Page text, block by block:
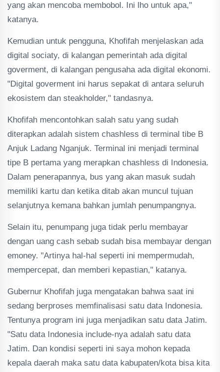
yang akan mencoba membobol. Ini lho untuk apa,"
katanya.
Kemudian untuk pengguna, Khofifah menjelaskan ada
digital sociaty, di kalangan pemerintah ada digital
goverment, di kalangan pengusaha ada digital ekonomi.
"Digital goverment ini harus sepakat di antara seluruh
ekosistem dan steakholder," tandasnya.
Khofifah mencontohkan salah satu yang sudah
diterapkan adalah sistem chashless di terminal tibe B
Anjuk Ladang Nganjuk. Terminal ini menjadi terminal
tipe B pertama yang merapkan chashless di Indonesia.
Dalam penerapannya, bus yang akan masuk sudah
memiliki kartu dan ketika ditab akan muncul tujuan
selanjutnya kemana bahkan jumlah penumpangnya.
Selain itu, penumpang juga tidak perlu membayar
dengan uang cash sebab sudah bisa membayar dengan
emoney. "Artinya hal-hal seperti ini mempermudah,
mempercepat, dan memberi kepastian," katanya.
Gubernur Khofifah juga mengatakan bahwa saat ini
sedang berproses memfinalisasi satu data Indonesia.
Tentunya program ini juga menjadikan satu data Jatim.
"Satu data Indonesia include-nya adalah satu data
Jatim. Dan kondisi seperti ini saya mohon kepada
kepala daerah maka satu data kabupaten/kota bisa kita